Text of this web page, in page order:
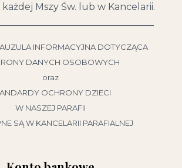
Mszy Św. lub w Kancelarii.
INFORMACYJNA DOTYCZĄCA
DANYCH OSOBOWYCH
oraz
OCHRONY DZIECI
W NASZEJ PARAFII
SĄ W KANCELARII PARAFIALNEJ